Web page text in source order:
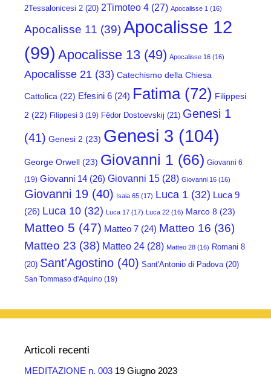
2Tessalonicesi 2 (20) 2Timoteo 4 (27) Apocalisse 1 (16)
Apocalisse 11 (39)Apocalisse 12
(99) Apocalisse 13 (49) Apocalisse 16 (16)
Apocalisse 21 (33) Catechismo della Chiesa
Cattolica (22) Efesini 6 (24) Fatima(72) Filippesi
2 (22) Filippesi 3 (19) Fëdor Dostoevskij (21) Genesi 1
(41) Genesi 2 (23) Genesi 3 (104)
George Orwell (23) Giovanni 1 (66) Giovanni 6
(19) Giovanni 14 (26) Giovanni 15 (28) Giovanni 16 (16)
Giovanni 19 (40) Isaia 65 (17) Luca 1 (32) Luca 9
(26) Luca 10 (32) Luca 17 (17) Luca 22 (16) Marco 8 (23)
Matteo 5 (47) Matteo 7 (24) Matteo 16 (36)
Matteo 23 (38) Matteo 24 (28) Matteo 28 (16) Romani 8
(20) Sant'Agostino (40) Sant'Antonio di Padova(20)
San Tommaso d'Aquino (19)
Articoli recenti
MEDITAZIONE n. 003 19 Giugno 2023